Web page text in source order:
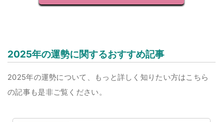
2025年の運勢に関するおすすめ記事
2025年の運勢について、もっと詳しく知りたい方はこちら
の記事も是非ご覧ください。